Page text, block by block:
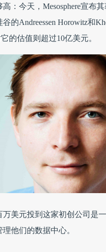
： 今天，Mesosphere宣布
的Andreessen Horowitz和
的估值则超过10亿美元。
美元投到这家初创公司是
他们的数据中心。